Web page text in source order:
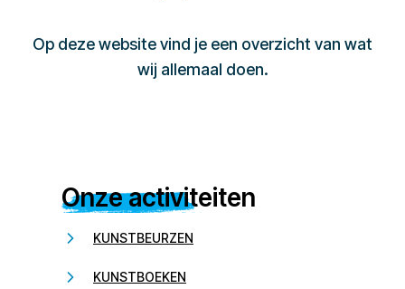
Op deze website vind je een overzicht van wat
wij allemaal doen.
Onze activiteiten
KUNSTBEURZEN
KUNSTBOEKEN